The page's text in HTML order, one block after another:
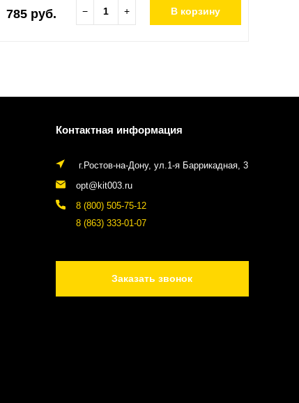
785 руб. − + В корзину
Контактная информация
г.Ростов-на-Дону, ул.1-я Баррикадная, 3
opt@kit003.ru
8 (800) 505-75-12
8 (863) 333-01-07
Заказать звонок